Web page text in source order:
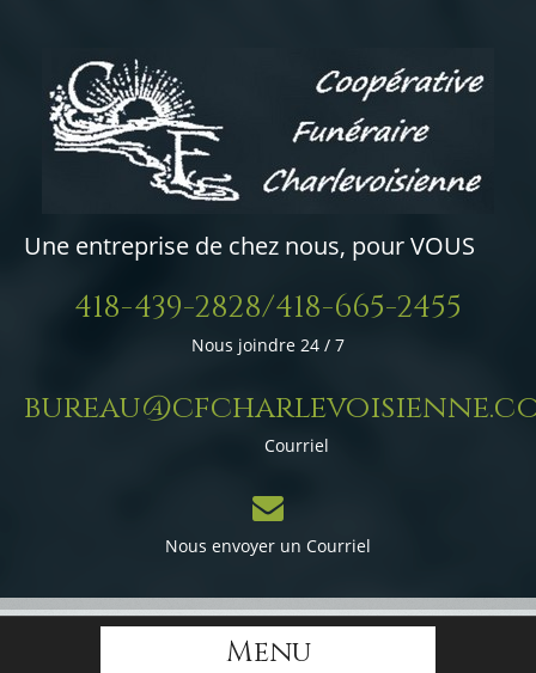
Une entreprise de chez nous, pour VOUS
418-439-2828/418-665-2455
Nous joindre 24 / 7
Courriel
Nous envoyer un Courriel
Menu